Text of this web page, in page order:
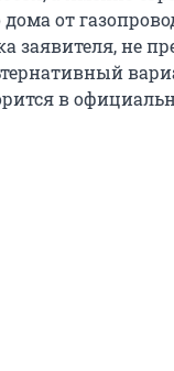
от
заявителя, не
в